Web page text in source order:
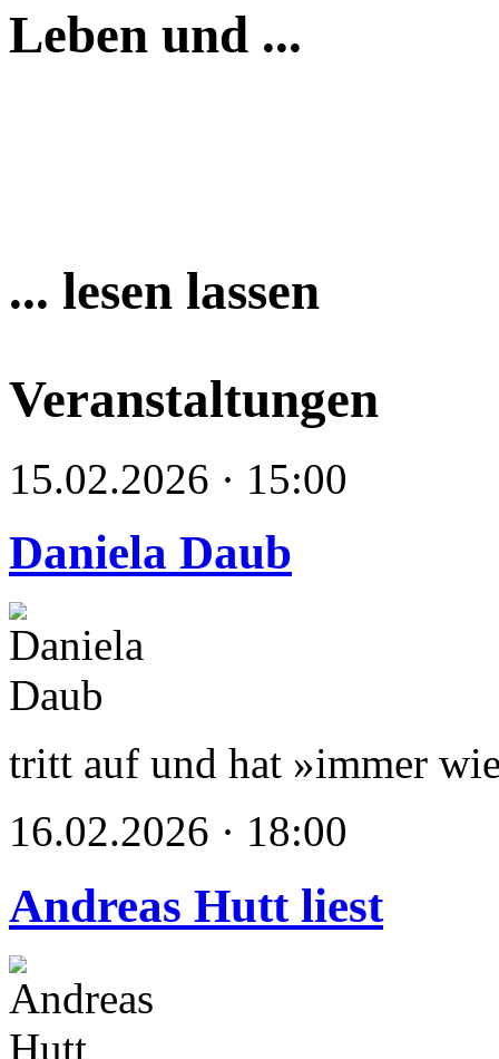
Leben und ...
... lesen lassen
Veranstaltungen
15.02.2026 · 15:00
Daniela Daub
tritt auf und hat »immer
16.02.2026 · 18:00
Andreas Hutt liest